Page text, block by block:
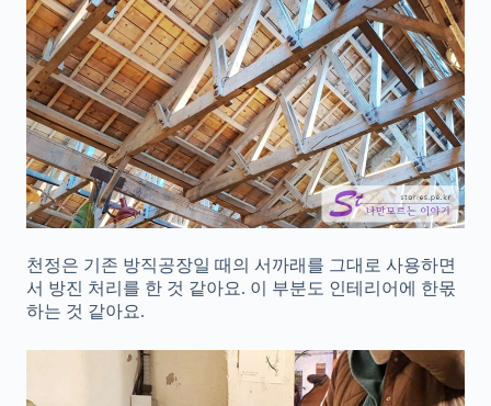
천정은 기존 방직공장일 때의 서까래를 그대로 사용하면
서 방진 처리를 한 것 같아요. 이 부분도 인테리어에 한몫
하는 것 같아요.